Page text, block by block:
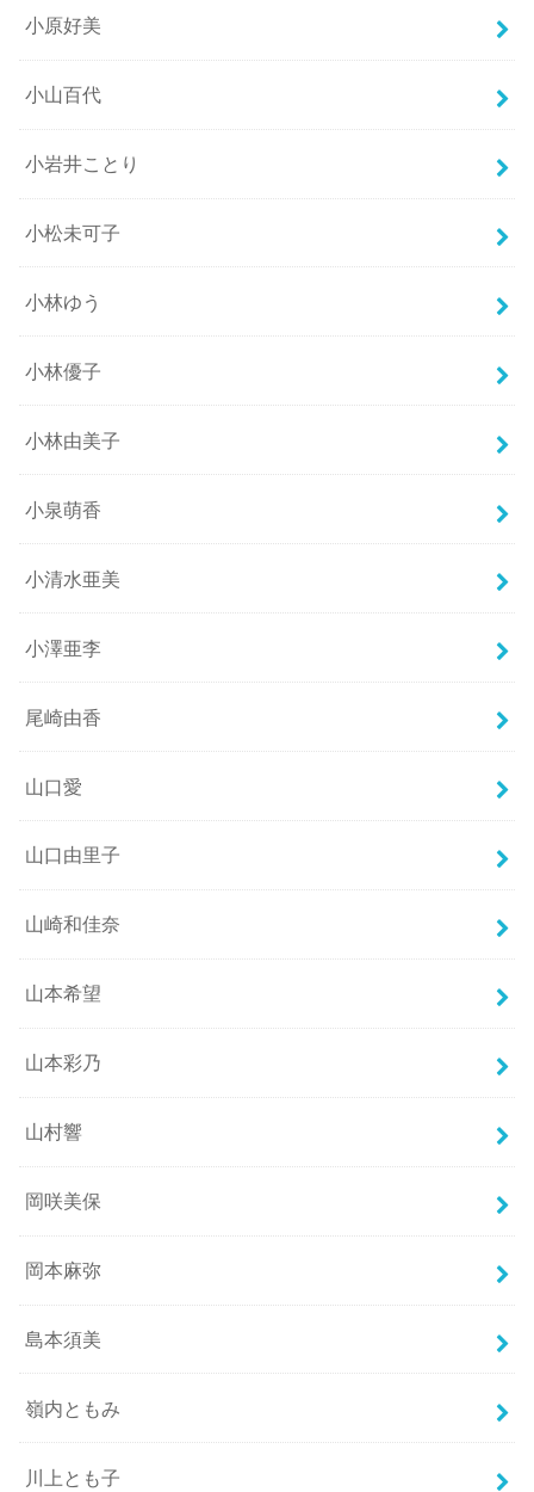
小原好美
小山百代
小岩井ことり
小松未可子
小林ゆう
小林優子
小林由美子
小泉萌香
小清水亜美
小澤亜李
尾崎由香
山口愛
山口由里子
山崎和佳奈
山本希望
山本彩乃
山村響
岡咲美保
岡本麻弥
島本須美
嶺内ともみ
川上とも子